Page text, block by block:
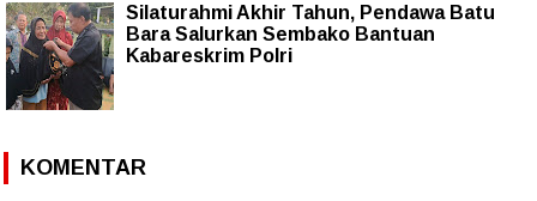
Silaturahmi Akhir Tahun, Pendawa Batu
Bara Salurkan Sembako Bantuan
Kabareskrim Polri
KOMENTAR